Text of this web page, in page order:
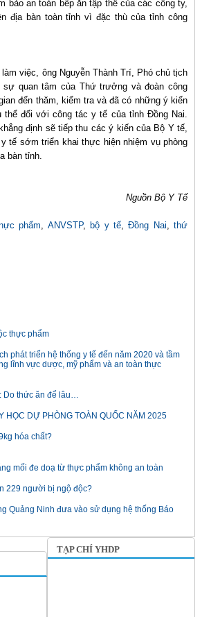
bảo an toàn bếp ăn tập thể của các công ty,
địa bàn toàn tỉnh vì đặc thù của tỉnh công
việc, ông Nguyễn Thành Trí, Phó chủ tịch
sự quan tâm của Thứ trưởng và đoàn công
đến thăm, kiểm tra và đã có những ý kiến
thể đối với công tác y tế của tỉnh Đồng Nai.
định sẽ tiếp thu các ý kiến của Bộ Y tế,
tế sớm triển khai thực hiện nhiệm vụ phòng
bàn tỉnh.
Nguồn Bộ Y Tế
phẩm,ANVSTP, bộ y tế,Đồng Nai,thứ
thực phẩm
phát triển hệ thống y tế đến năm 2020 và tầm
lĩnh vực dược, mỹ phẩm và an toàn thực
Do thức ăn để lâu…
HỌC DỰ PHÒNG TOÀN QUỐC NĂM 2025
hóa chất?
mối đe doạ từ thực phẩm không an toàn
229 người bị ngộ độc?
Quảng Ninh đưa vào sử dụng hệ thống Báo
TẠP CHÍ YHDP